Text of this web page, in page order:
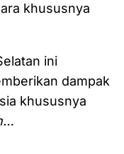
khususnya
ini
dampak
khususnya